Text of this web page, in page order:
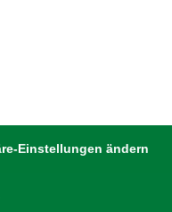
Einstellungen ändern